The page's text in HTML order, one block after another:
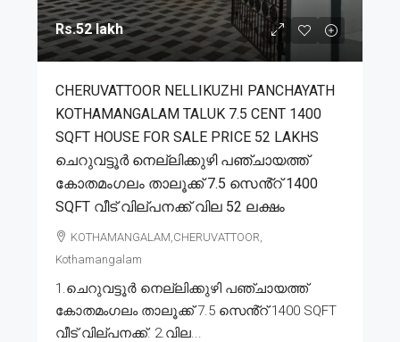
Rs.52 lakh
CHERUVATTOOR NELLIKUZHI PANCHAYATH
KOTHAMANGALAM TALUK 7.5 CENT 1400
SQFT HOUSE FOR SALE PRICE 52 LAKHS
ചെറുവട്ടൂർ നെല്ലിക്കുഴി പഞ്ചായത്ത്
കോതമംഗലം താലൂക്ക് 7.5 സെൻ്റ് 1400
SQFT വീട് വില്പനക്ക് വില 52 ലക്ഷം
KOTHAMANGALAM,CHERUVATTOOR,
Kothamangalam
1.ചെറുവട്ടൂർ നെല്ലിക്കുഴി പഞ്ചായത്ത്
കോതമംഗലം താലൂക്ക് 7.5 സെൻ്റ് 1400 SQFT
വീട് വില്പനക്ക്. 2.വില...